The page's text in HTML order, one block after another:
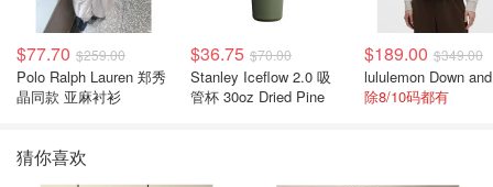
$77.70 $259.00
Polo Ralph Lauren 郑秀
晶同款 亚麻衬衫
$36.75 $70.00
Stanley Iceflow 2.0 吸
管杯 30oz Dried Pine
$189.00 $349.00
除8/10码都有
猜你喜欢